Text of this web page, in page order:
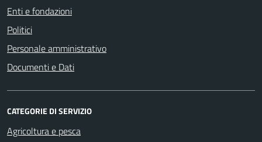
Enti e fondazioni
Politici
Personale amministrativo
Documenti e Dati
CATEGORIE DI SERVIZIO
Agricoltura e pesca